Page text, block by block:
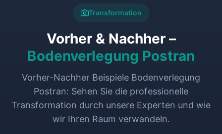
Transformation
Vorher & Nachher –
Bodenverlegung Postran
Vorher-Nachher Beispiele Bodenverlegung
Postran: Sehen Sie die professionelle
Transformation durch unsere Experten und wie
wir Ihren Raum verwandeln.